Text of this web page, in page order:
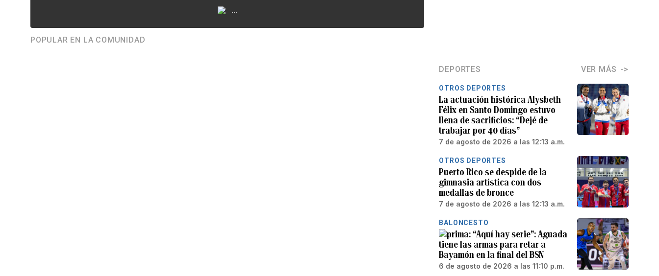
...
POPULAR EN LA COMUNIDAD
DEPORTES VER MÁS
OTROS DEPORTES
La actuación histórica Alysbeth
Félix en Santo Domingo estuvo
llena de sacrificios: “Dejé de
trabajar por 40 días”
7 de agosto de 2026 a las 12:13 a.m.
OTROS DEPORTES
Puerto Rico se despide de la
gimnasia artística con dos
medallas de bronce
7 de agosto de 2026 a las 12:13 a.m.
BALONCESTO
“Aquí hay serie”: Aguada
tiene las armas para retar a
Bayamón en la final del BSN
6 de agosto de 2026 a las 11:10 p.m.